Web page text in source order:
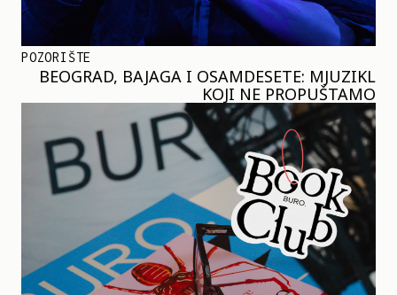
POZORIŠTE
BEOGRAD, BAJAGA I OSAMDESETE: MJUZIKL
KOJI NE PROPUŠTAMO